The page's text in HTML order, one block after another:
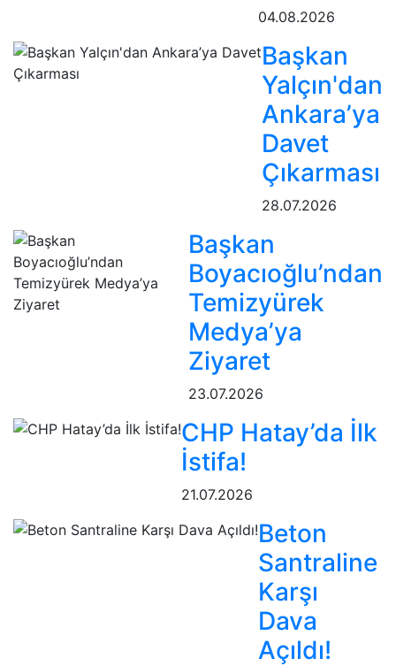
04.08.2026
Başkan
Yalçın'dan
Ankara’ya
Davet
Çıkarması
28.07.2026
Başkan
Boyacıoğlu’ndan
Temizyürek
Medya’ya
Ziyaret
23.07.2026
CHP Hatay’da İlk
İstifa!
21.07.2026
Beton
Santraline
Karşı
Dava
Açıldı!